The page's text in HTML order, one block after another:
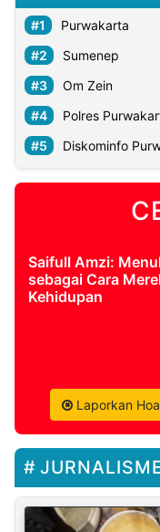
Purwakarta
Sumenep
Om Zein
Polres
Diskominfo
Saifull Amzi:
sebagai Cara
Kehidupan
Laporkan